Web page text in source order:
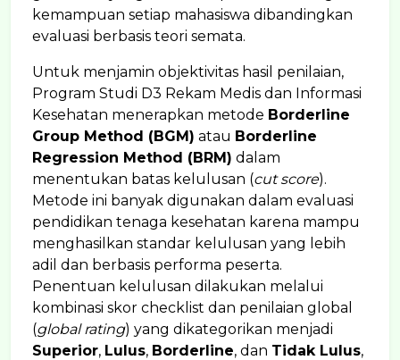
kemampuan setiap mahasiswa dibandingkan
evaluasi berbasis teori semata.
Untuk menjamin objektivitas hasil penilaian,
Program Studi D3 Rekam Medis dan Informasi
Kesehatan menerapkan metode Borderline
Group Method (BGM) atau Borderline
Regression Method (BRM) dalam
menentukan batas kelulusan (cut score).
Metode ini banyak digunakan dalam evaluasi
pendidikan tenaga kesehatan karena mampu
menghasilkan standar kelulusan yang lebih
adil dan berbasis performa peserta.
Penentuan kelulusan dilakukan melalui
kombinasi skor checklist dan penilaian global
(global rating) yang dikategorikan menjadi
Superior, Lulus, Borderline, dan Tidak Lulus,